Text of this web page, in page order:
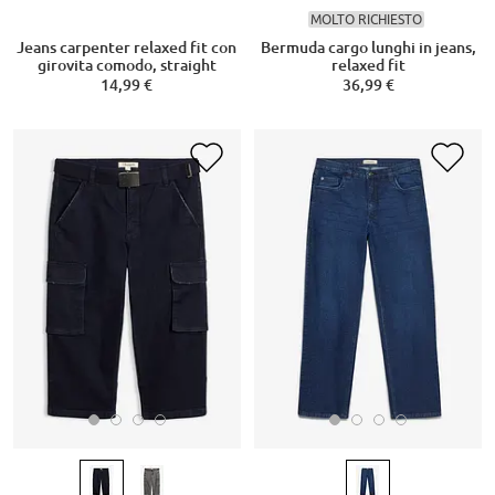
Jeans carpenter relaxed fit con
girovita comodo, straight
14,99 €
MOLTO RICHIESTO
Bermuda cargo lunghi in jeans,
relaxed fit
36,99 €